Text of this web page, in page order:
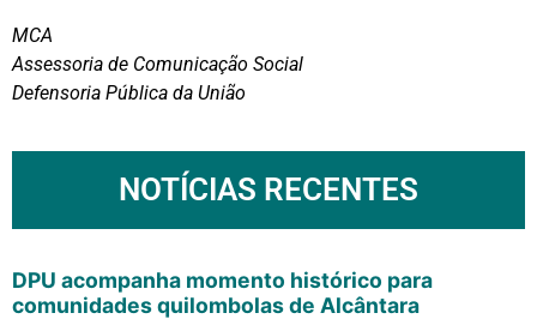
MCA
Assessoria de Comunicação Social
Defensoria Pública da União
NOTÍCIAS RECENTES
DPU acompanha momento histórico para
comunidades quilombolas de Alcântara